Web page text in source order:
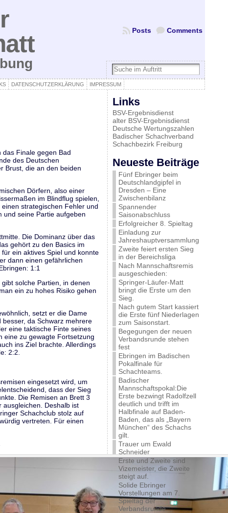
Comments
Posts
DATENSCHUTZERKLÄRUNG IMPRESSUM
Finale gegen Bad
des Deutschen
Brust, die an den beiden
Dörfern, also einer
im Blindflug spielen,
strategischen Fehler und
und seine Partie aufgeben
Die Dominanz über das
gehört zu den Basics im
ein aktives Spiel und konnte
dann einen gefährlichen
1:1
solche Partien, in denen
ein zu hohes Risiko gehen
setzt er die Dame
da Schwarz mehrere
eine taktische Finte seines
eine zu gewagte Fortsetzung
ins Ziel brachte. Allerdings
2:2.
eingesetzt wird, um
dass der Sieg
Die Remisen an Brett 3
ausgleichen. Deshalb ist
Schachclub stolz auf
vertreten. Für einen
Links
BSV-Ergebnisdienst
alter BSV-Ergebnisdienst
Deutsche Wertungszahlen
Badischer Schachverband
Schachbezirk Freiburg
Neueste Beiträge
Fünf Ebringer beim
Deutschlandgipfel in
Dresden – Eine
Zwischenbilanz
Spannender
Saisonabschluss
Erfolgreicher 8. Spieltag
Einladung zur
Jahreshauptversammlung
Zweite feiert ersten Sieg
in der Bereichsliga
Nach Mannschaftsremis
ausgeschieden:
Springer-Läufer-Matt
bringt die Erste um den
Sieg.
Nach gutem Start kassiert
die Erste fünf Niederlagen
zum Saisonstart.
Begegungen der neuen
Verbandsrunde stehen
fest
Ebringen im Badischen
Pokalfinale für
Schachteams.
Badischer
Mannschaftspokal:Die
Erste bezwingt Radolfzell
deutlich und trifft im
Halbfinale auf Baden-
Baden, das als „Bayern
München“ des Schachs
gilt.
Trauer um Ewald
Schneider
Erste und Zweite sind
Vizemeister, die Zweite
steigt auf.
Solide Ebringer
Vorstellungen am 7.
Spieltag der
Verbandsrunde.